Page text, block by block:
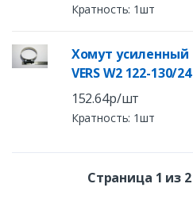
Кратность: 1шт
Хомут усиленный
VERS W2 122-130/24
152.64р/шт
Кратность: 1шт
Страница 1 из 2